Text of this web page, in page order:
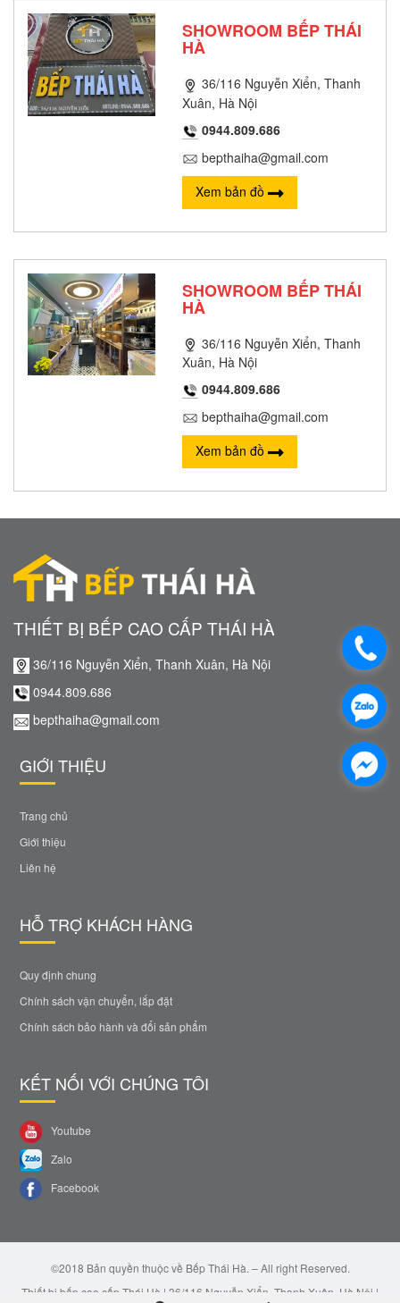
SHOWROOM BẾP THÁI
HÀ
36/116 Nguyễn Xiển, Thanh
Xuân, Hà Nội
0944.809.686
bepthaiha@gmail.com
Xem bản đồ
SHOWROOM BẾP THÁI
HÀ
36/116 Nguyễn Xiển, Thanh
Xuân, Hà Nội
0944.809.686
bepthaiha@gmail.com
Xem bản đồ
THIẾT BỊ BẾP CAO CẤP THÁI HÀ
36/116 Nguyễn Xiển, Thanh Xuân, Hà Nội
0944.809.686
bepthaiha@gmail.com
GIỚI THIỆU
Trang chủ
Giới thiệu
Liên hệ
HỖ TRỢ KHÁCH HÀNG
Quy định chung
Chính sách vận chuyển, lắp đặt
Chính sách bảo hành và đổi sản phẩm
KẾT NỐI VỚI CHÚNG TÔI
Youtube
Zalo
Facebook
©2018 Bản quyền thuộc về Bếp Thái Hà. – All right Reserved.
Thiết bị bếp cao cấp Thái Hà | 36/116 Nguyễn Xiển, Thanh Xuân, Hà Nội |